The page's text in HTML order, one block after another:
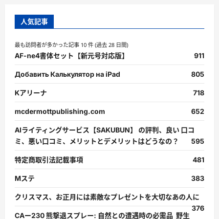
人気記事
最も訪問者が多かった記事 10 件 (過去 28 日間)
AF-ne4書体セット【新元号対応版】 911
Добавить Калькулятор на iPad 805
Kアリーナ 718
mcdermottpublishing.com 652
AIライティングサービス【SAKUBUN】 の評判、良い 口コ
ミ、悪い口コミ、メリットとデメリットはどうなの？
595
特定商取引法記載事項 481
Mステ 383
クリスマス、お正月には素敵なプレゼントを大切なあの人に
376
CAー230 熊撃退スプレー: 自然との遭遇時の必需品 野生